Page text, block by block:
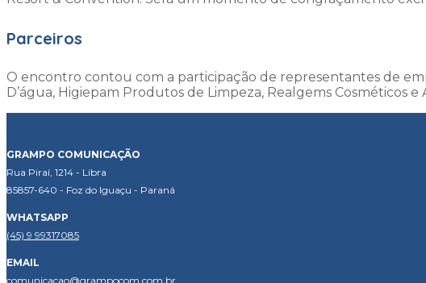
Parceiros
O encontro contou com a participação de representantes de
D’água, Higiepam Produtos de Limpeza, Realgems Cosméticos e
GRAMPO COMUNICAÇÃO
Rua Piraí, 1214 - Libra
85857-640 - Foz do Iguaçu - Paraná
WHATSAPP
(45) 9 99317085
EMAIL
comunicacao@grampocom.com.br